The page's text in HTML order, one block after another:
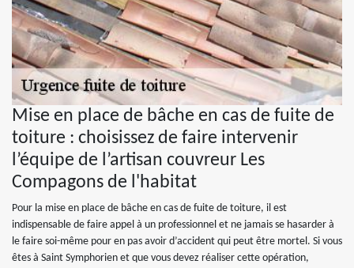
Mise en place de bâche en cas de fuite de
toiture : choisissez de faire intervenir
l’équipe de l’artisan couvreur Les
Compagons de l'habitat
Pour la mise en place de bâche en cas de fuite de toiture, il est
indispensable de faire appel à un professionnel et ne jamais se hasarder à
le faire soi-même pour en pas avoir d’accident qui peut être mortel. Si vous
êtes à Saint Symphorien et que vous devez réaliser cette opération,